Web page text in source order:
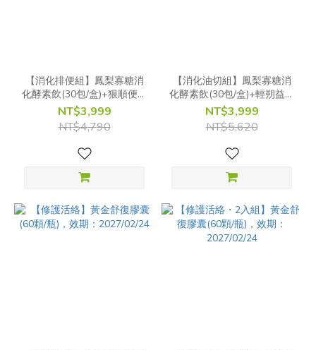
【消化排便組】鳳梨寡糖消
化酵素飲(30包/盒)+狠順便秋
葵膠囊(60顆/瓶)
NT$3,999
NT$4,790
【消化油切組】鳳梨寡糖消
化酵素飲(30包/盒)+輕朔益生
菌(30包/盒)
NT$3,999
NT$5,620